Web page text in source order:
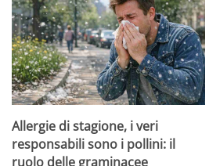
Allergie di stagione, i veri
responsabili sono i pollini: il
ruolo delle graminacee